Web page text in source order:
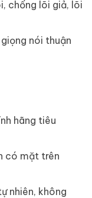
chống lõi giả, lõi
nói thuận
hãng tiêu
có mặt trên
nhiên, không